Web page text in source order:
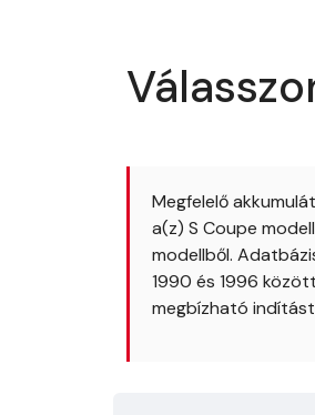
Megfelelő
a(z) S Coupe
modellből.
1990 és 1996
megbízható